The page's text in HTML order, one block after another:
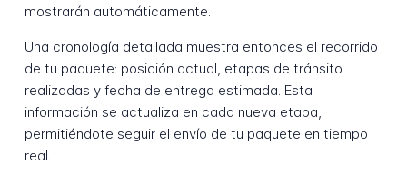
mostrarán automáticamente.
Una cronología detallada muestra entonces el recorrido
de tu paquete: posición actual, etapas de tránsito
realizadas y fecha de entrega estimada. Esta
información se actualiza en cada nueva etapa,
permitiéndote seguir el envío de tu paquete en tiempo
real.